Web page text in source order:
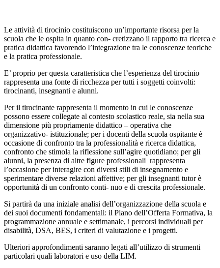
Le attività di tirocinio costituiscono un’importante risorsa per la
scuola che le ospita in quanto con- cretizzano il rapporto tra ricerca e
pratica didattica favorendo l’integrazione tra le conoscenze teoriche
e la pratica professionale.
E’ proprio per questa caratteristica che l’esperienza del tirocinio
rappresenta una fonte di ricchezza per tutti i soggetti coinvolti:
tirocinanti, insegnanti e alunni.
Per il tirocinante rappresenta il momento in cui le conoscenze
possono essere collegate al contesto scolastico reale, sia nella sua
dimensione più propriamente didattico – operativa che
organizzativo- istituzionale; per i docenti della scuola ospitante è
occasione di confronto tra la professionalità e ricerca didattica,
confronto che stimola la riflessione sull’agire quotidiano; per gli
alunni, la presenza di altre figure professionali rappresenta
l’occasione per interagire con diversi stili di insegnamento e
sperimentare diverse relazioni affettive; per gli insegnanti tutor è
opportunità di un confronto conti- nuo e di crescita professionale.
Si partirà da una iniziale analisi dell’organizzazione della scuola e
dei suoi documenti fondamentali: il Piano dell’Offerta Formativa, la
programmazione annuale e settimanale, i percorsi individuali per
disabilità, DSA, BES, i criteri di valutazione e i progetti.
Ulteriori approfondimenti saranno legati all’utilizzo di strumenti
particolari quali laboratori e uso della LIM.